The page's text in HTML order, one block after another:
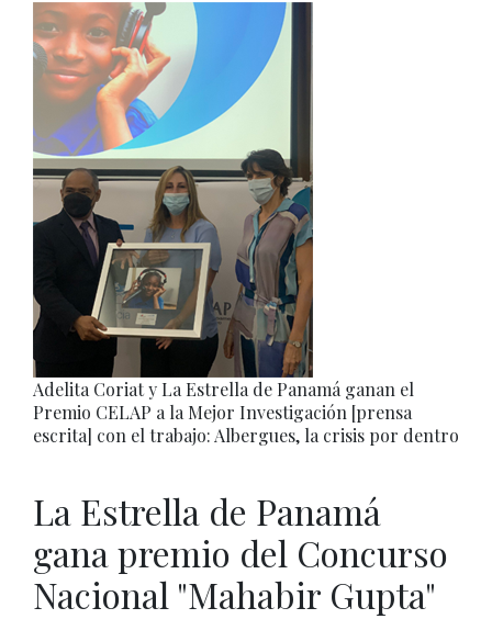
Adelita Coriat y La Estrella de Panamá ganan el
Premio CELAP a la Mejor Investigación [prensa
escrita] con el trabajo: Albergues, la crisis por dentro
La Estrella de Panamá
gana premio del Concurso
Nacional "Mahabir Gupta"